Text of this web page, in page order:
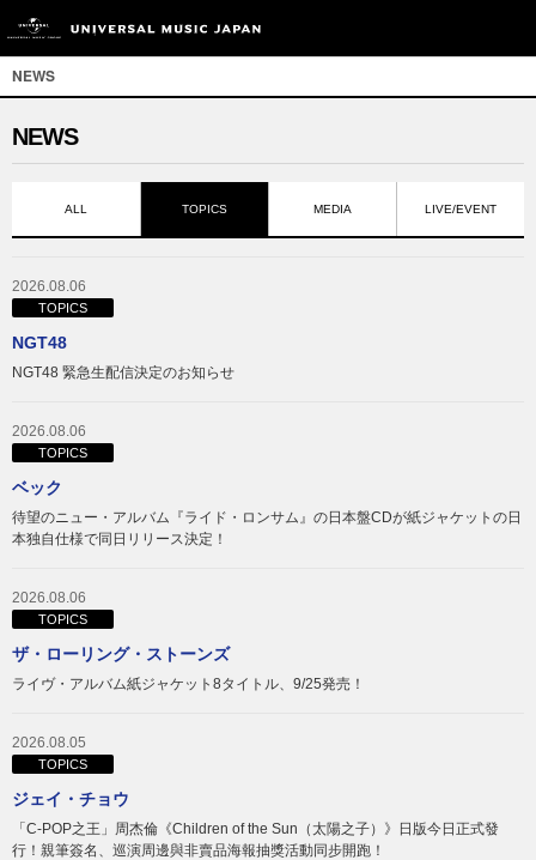
NEWS
NEWS
ALL TOPICS MEDIA LIVE/EVENT
2026.08.06
TOPICS
NGT48
NGT48 緊急生配信決定のお知らせ
2026.08.06
TOPICS
ベック
待望のニュー・アルバム『ライド・ロンサム』の日本盤CDが紙ジャケットの日
本独自仕様で同日リリース決定！
2026.08.06
TOPICS
ザ・ローリング・ストーンズ
ライヴ・アルバム紙ジャケット8タイトル、9/25発売！
2026.08.05
TOPICS
ジェイ・チョウ
「C-POP之王」周杰倫《Children of the Sun（太陽之子）》日版今日正式發
行！親筆簽名、巡演周邊與非賣品海報抽獎活動同步開跑！